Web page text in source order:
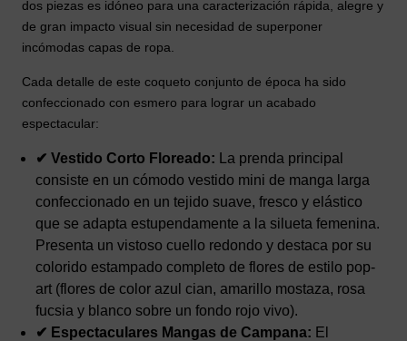
dos piezas es idóneo para una caracterización rápida, alegre y
de gran impacto visual sin necesidad de superponer
incómodas capas de ropa.
Cada detalle de este coqueto conjunto de época ha sido
confeccionado con esmero para lograr un acabado
espectacular:
✔ Vestido Corto Floreado: La prenda principal
consiste en un cómodo vestido mini de manga larga
confeccionado en un tejido suave, fresco y elástico
que se adapta estupendamente a la silueta femenina.
Presenta un vistoso cuello redondo y destaca por su
colorido estampado completo de flores de estilo pop-
art (flores de color azul cian, amarillo mostaza, rosa
fucsia y blanco sobre un fondo rojo vivo).
✔ Espectaculares Mangas de Campana: El